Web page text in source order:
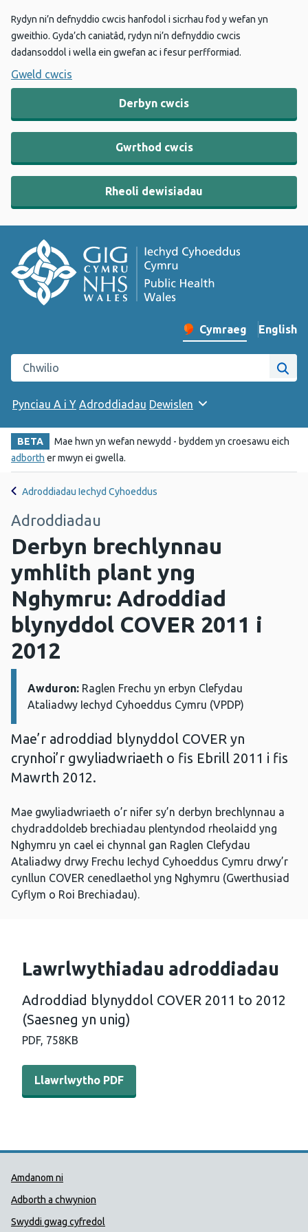
Rydyn ni’n defnyddio cwcis hanfodol i sicrhau fod y wefan yn
gweithio. Gyda’ch caniatâd, rydyn ni’n defnyddio cwcis
dadansoddol i wella ein gwefan ac i fesur perfformiad.
Gweld cwcis
Derbyn cwcis
Gwrthod cwcis
Rheoli dewisiadau
Newid iaith y wefan
Cymraeg English
–
Chwilio gwefan Iechyd Cyhoeddus Cymru
Pynciau A i Y Adroddiadau Dewislen
BETA
Mae hwn yn wefan newydd - byddem yn croesawu eich
adborth er mwyn ei gwella.
Adroddiadau Iechyd Cyhoeddus
Adroddiadau
Derbyn brechlynnau
ymhlith plant yng
Nghymru: Adroddiad
blynyddol COVER 2011 i
2012
Manylion:
Awduron: Raglen Frechu yn erbyn Clefydau
Ataliadwy Iechyd Cyhoeddus Cymru (VPDP)
Mae’r adroddiad blynyddol COVER yn
crynhoi’r gwyliadwriaeth o fis Ebrill 2011 i fis
Mawrth 2012.
Mae gwyliadwriaeth o’r nifer sy’n derbyn brechlynnau a
chydraddoldeb brechiadau plentyndod rheolaidd yng
Nghymru yn cael ei chynnal gan Raglen Clefydau
Ataliadwy drwy Frechu Iechyd Cyhoeddus Cymru drwy’r
cynllun COVER cenedlaethol yng Nghymru (Gwerthusiad
Cyflym o Roi Brechiadau).
Lawrlwythiadau adroddiadau
Adroddiad blynyddol COVER 2011 to 2012
(Saesneg yn unig)
PDF, 758KB
Llawrlwytho PDF - Adroddiad blynyddol COVER 2011
Llawrlwytho PDF
Dolenni Cymorth Iechyd
Amdanom ni
Adborth a chwynion
Swyddi gwag cyfredol